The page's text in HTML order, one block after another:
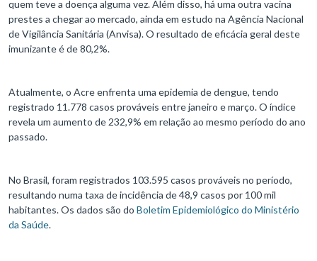
quem teve a doença alguma vez. Além disso, há uma outra vacina
prestes a chegar ao mercado, ainda em estudo na Agência Nacional
de Vigilância Sanitária (Anvisa). O resultado de eficácia geral deste
imunizante é de 80,2%.
Atualmente, o Acre enfrenta uma epidemia de dengue, tendo
registrado 11.778 casos prováveis entre janeiro e março. O índice
revela um aumento de 232,9% em relação ao mesmo período do ano
passado.
No Brasil, foram registrados 103.595 casos prováveis no período,
resultando numa taxa de incidência de 48,9 casos por 100 mil
habitantes. Os dados são do Boletim Epidemiológico do Ministério
da Saúde.